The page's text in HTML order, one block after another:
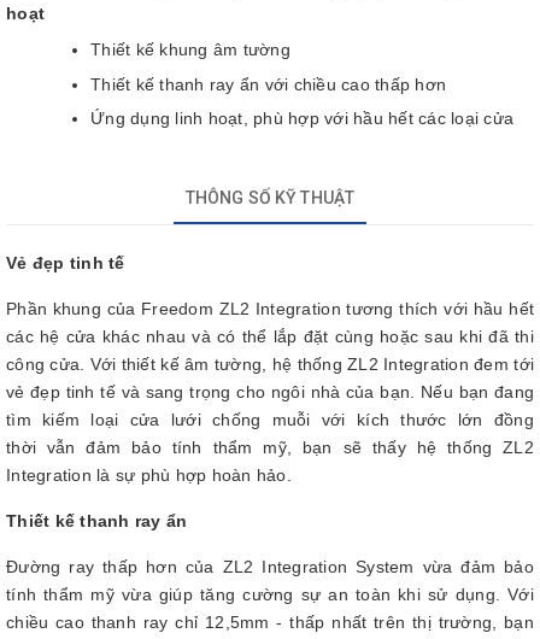
hoạt
Thiết kế khung âm tường
Thiết kế thanh ray ẩn với chiều cao thấp hơn
Ứng dụng linh hoạt, phù hợp với hầu hết các loại cửa
THÔNG SỐ KỸ THUẬT
Vẻ đẹp tinh tế
Phần khung của Freedom ZL2 Integration tương thích với hầu hết
các hệ cửa khác nhau và có thể lắp đặt cùng hoặc sau khi đã thi
công cửa. Với thiết kế âm tường, hệ thống ZL2 Integration đem tới
vẻ đẹp tinh tế và sang trọng cho ngôi nhà của bạn. Nếu bạn đang
tìm kiếm loại cửa lưới chống muỗi với kích thước lớn đồng
thời vẫn đảm bảo tính thẩm mỹ, bạn sẽ thấy hệ thống ZL2
Integration là sự phù hợp hoàn hảo.
Thiết kế thanh ray ẩn
Đường ray thấp hơn của ZL2 Integration System vừa đảm bảo
tính thẩm mỹ vừa giúp tăng cường sự an toàn khi sử dụng. Với
chiều cao thanh ray chỉ 12,5mm - thấp nhất trên thị trường, bạn